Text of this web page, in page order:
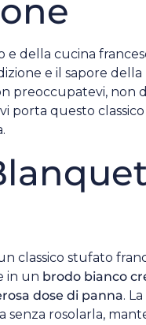
della cucina
e il sapore della
preoccupatevi, non
porta questo
classico stufato
in un brodo bianco
dose di panna.
senza rosolarla,